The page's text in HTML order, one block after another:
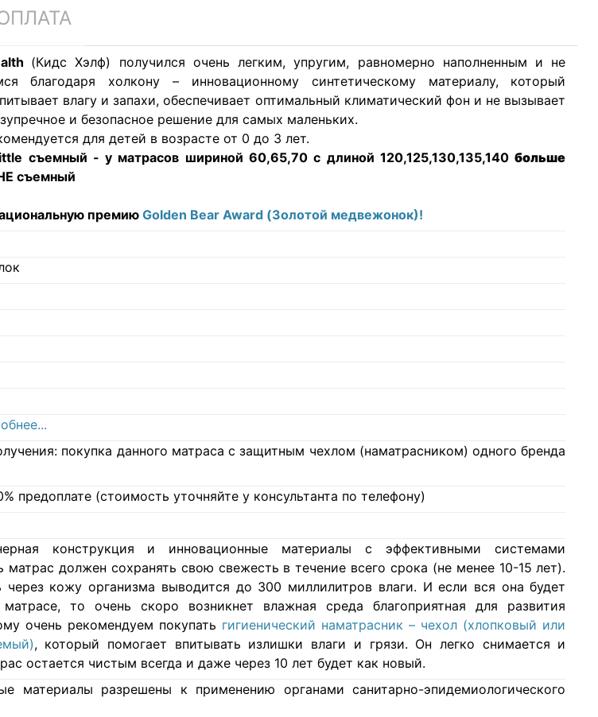
(Кидс Хэлф) получился очень легким, упругим, равномерно наполненным и не
благодаря холкону – инновационному синтетическому материалу, который
влагу и запахи, обеспечивает оптимальный климатический фон и не вызывает
и безопасное решение для самых маленьких.
для детей в возрасте от 0 до 3 лет.
съемный - у матрасов шириной 60,65,70 с длиной 120,125,130,135,140больше
съемный
премию Golden Bear Award (Золотой медвежонок)!
покупка данного матраса с защитным чехлом (наматрасником) одного бренда
предоплате (стоимость уточняйте у консультанта по телефону)
конструкция и инновационные материалы с эффективными системами
матрас должен сохранять свою свежесть в течение всего срока (не менее 10-15 лет).
кожу организма выводится до 300 миллилитров влаги. И если вся она будет
матрасе, то очень скоро возникнет влажная среда благоприятная для развития
очень рекомендуем покупать гигиенический наматрасник – чехол (хлопковый или
, который помогает впитывать излишки влаги и грязи. Он легко снимается и
остается чистым всегда и даже через 10 лет будет как новый.
материалы разрешены к применению органами санитарно-эпидемиологического